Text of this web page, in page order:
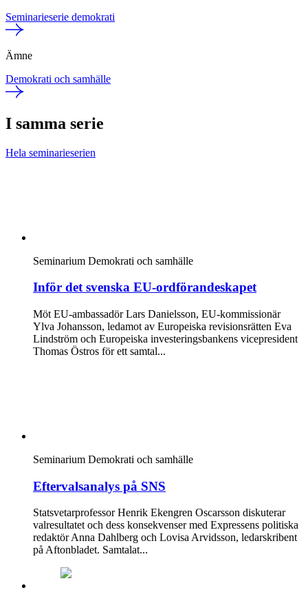
Seminarieserie demokrati
Ämne
Demokrati och samhälle
I samma serie
Hela seminarieserien
Seminarium Demokrati och samhälle
Inför det svenska EU-ordförandeskapet
Möt EU-ambassadör Lars Danielsson, EU-kommissionär
Ylva Johansson, ledamot av Europeiska revisionsrätten Eva
Lindström och Europeiska investeringsbankens vicepresident
Thomas Östros för ett samtal...
Seminarium Demokrati och samhälle
Eftervalsanalys på SNS
Statsvetarprofessor Henrik Ekengren Oscarsson diskuterar
valresultatet och dess konsekvenser med Expressens politiska
redaktör Anna Dahlberg och Lovisa Arvidsson, ledarskribent
på Aftonbladet. Samtalat...